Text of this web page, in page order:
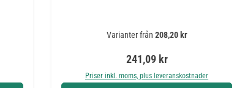
Varianter från 208,20 kr
Ordinarie pris:
241,09 kr
Priser inkl. moms, plus leveranskostnader